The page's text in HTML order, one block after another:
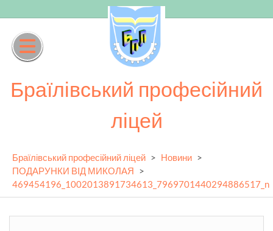
to
content
Браїлівський професійний
ліцей
Браїлівський професійний ліцей > Новини >
ПОДАРУНКИ ВІД МИКОЛАЯ >
469454196_1002013891734613_7969701440294886517_n